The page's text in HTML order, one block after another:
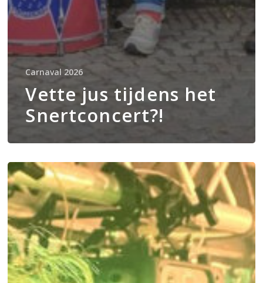
Carnaval 2026
Vette jus tijdens het
Snertconcert?!
Ter
plekke
pleebekke